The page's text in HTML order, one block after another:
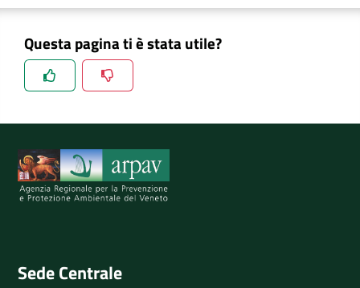
Questa pagina ti è stata utile?
Spiegaci perchè, e aiutaci a migliorare il servizio
Sede Centrale